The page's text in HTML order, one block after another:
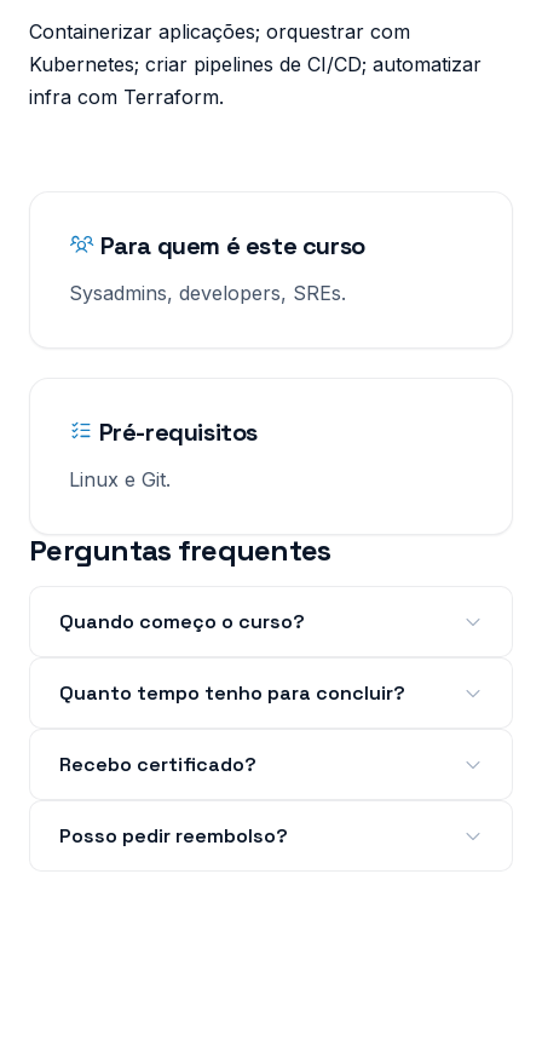
Containerizar aplicações; orquestrar com
Kubernetes; criar pipelines de CI/CD; automatizar
infra com Terraform.
Para quem é este curso
Sysadmins, developers, SREs.
Pré-requisitos
Linux e Git.
Perguntas frequentes
Quando começo o curso?
Quanto tempo tenho para concluir?
Recebo certificado?
Posso pedir reembolso?